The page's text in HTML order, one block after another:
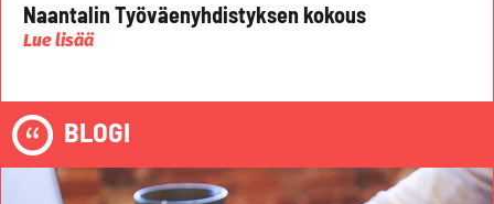
Naantalin Työväenyhdistyksen kokous
Lue lisää
BLOGI